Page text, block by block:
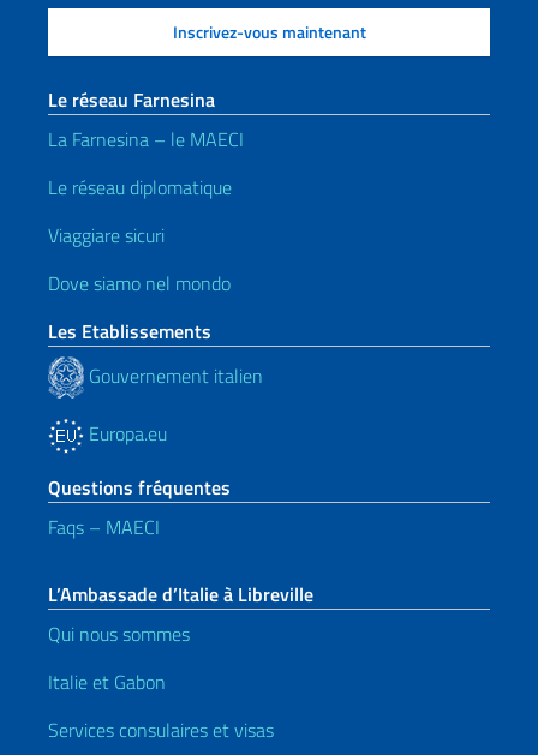
Le réseau Farnesina
La Farnesina – le MAECI
Le réseau diplomatique
Viaggiare sicuri
Dove siamo nel mondo
Les Etablissements
Gouvernement italien
Europa.eu
Questions fréquentes
Faqs – MAECI
L’Ambassade d’Italie à Libreville
Qui nous sommes
Italie et Gabon
Services consulaires et visas